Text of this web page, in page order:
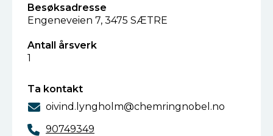
Besøksadresse
Engeneveien 7, 3475 SÆTRE
Antall årsverk
1
Ta kontakt
oivind.lyngholm@chemringnobel.no
90749349